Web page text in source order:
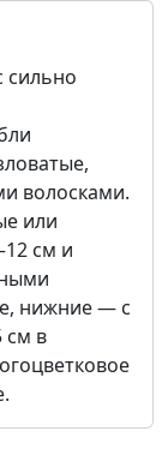
сильно
волосками.
или
см и
нижние — с
см в